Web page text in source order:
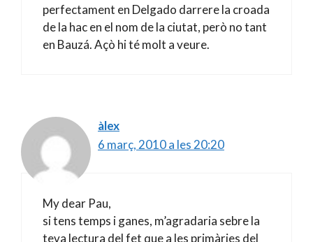
perfectament en Delgado darrere la croada
de la hac en el nom de la ciutat, però no tant
en Bauzá. Açò hi té molt a veure.
àlex
6 març, 2010 a les 20:20
My dear Pau,
si tens temps i ganes, m’agradaria sebre la
teva lectura del fet que a les primàries del